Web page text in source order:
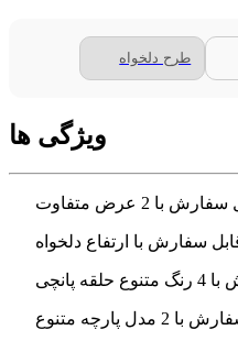
طرح دلخواه
ویژگی ها
با 2 عرض متفاوت
سفارش با ارتفاع دلخواه
پانچی
مدل پارچه متنوع